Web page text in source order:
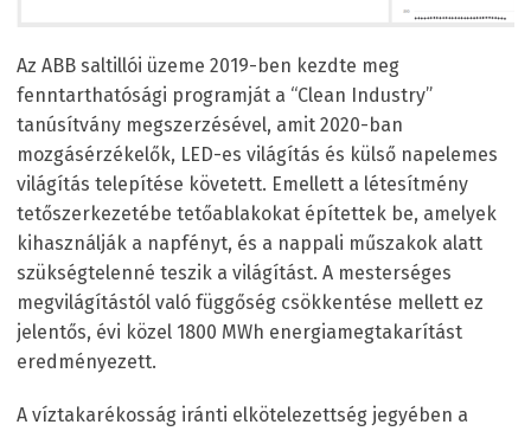
Az ABB saltillói üzeme 2019-ben kezdte meg
fenntarthatósági programját a “Clean Industry”
tanúsítvány megszerzésével, amit 2020-ban
mozgásérzékelők, LED-es világítás és külső napelemes
világítás telepítése követett. Emellett a létesítmény
tetőszerkezetébe tetőablakokat építettek be, amelyek
kihasználják a napfényt, és a nappali műszakok alatt
szükségtelenné teszik a világítást. A mesterséges
megvilágítástól való függőség csökkentése mellett ez
jelentős, évi közel 1800 MWh energiamegtakarítást
eredményezett.
A víztakarékosság iránti elkötelezettség jegyében a